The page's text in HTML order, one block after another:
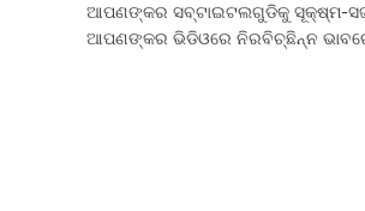
ଆପଣଙ୍କର ସବ୍ଟାଇଟଲଗୁଡିକୁ ସୂକ୍ଷ୍ମ-
ଆପଣଙ୍କର ଭିଡିଓରେ ନିରବିଚ୍ଛିନ୍ନ